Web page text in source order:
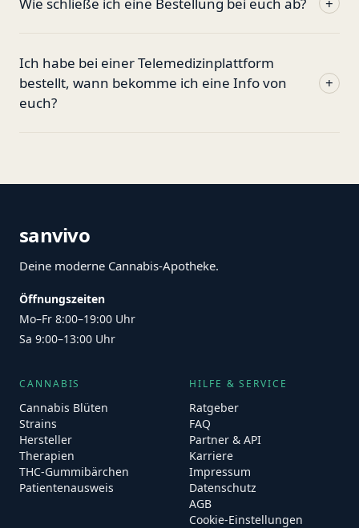
Ich habe bei einer Telemedizinplattform
bestellt, wann bekomme ich eine Info von
euch?
+
sanvivo
Deine moderne Cannabis-Apotheke.
Öffnungszeiten
Mo–Fr 8:00–19:00 Uhr
Sa 9:00–13:00 Uhr
CANNABIS
Cannabis Blüten
Strains
Hersteller
Therapien
THC-Gummibärchen
Patientenausweis
HILFE & SERVICE
Ratgeber
FAQ
Partner & API
Karriere
Impressum
Datenschutz
AGB
Cookie-Einstellungen